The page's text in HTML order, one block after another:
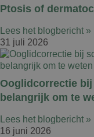
Ptosis of
Lees het blogbericht »
31 juli 2026
Ooglidcorrectie
belangrijk om te
Lees het blogbericht »
16 juni 2026